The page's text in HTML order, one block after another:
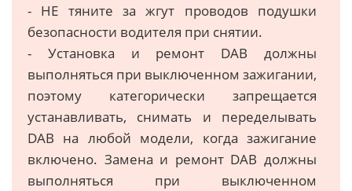
- НЕ тяните за жгут проводов подушки
безопасности водителя при снятии.
- Установка и ремонт DAB должны
выполняться при выключенном зажигании,
поэтому категорически запрещается
устанавливать, снимать и переделывать
DAB на любой модели, когда зажигание
включено. Замена и ремонт DAB должны
выполняться при выключенном